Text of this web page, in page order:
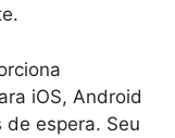
iOS, Android
espera. Seu